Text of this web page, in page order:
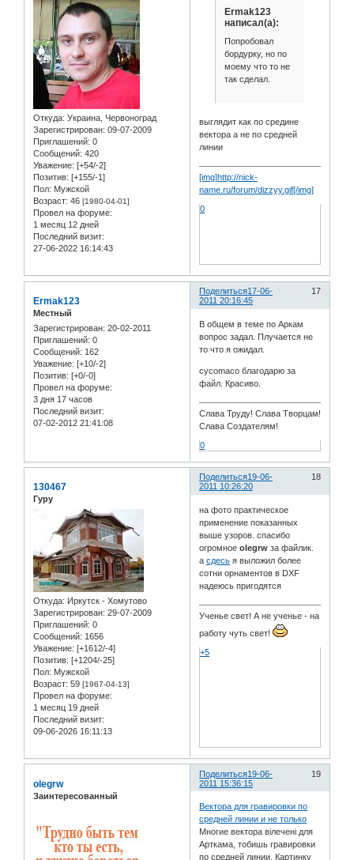
Откуда: Украина, Червоноград
Зарегистрирован: 09-07-2009
Приглашений: 0
Сообщений: 420
Уважение: [+54/-2]
Позитив: [+155/-1]
Пол: Мужской
Возраст: 46 [1980-04-01]
Провел на форуме:
1 месяц 12 дней
Последний визит:
27-06-2022 16:14:43
Ermak123
написал(а):
Попробовал
бордурку, но по
моему что то не
так сделал.
выглядит как по средине
вектора а не по средней
линии
[img]http://nick-
name.ru/forum/dizzyy.gif[/img]
0
Поделиться 17
17-06-
2011 20:16:45
Ermak123
Местный
Зарегистрирован: 20-02-2011
Приглашений: 0
Сообщений: 162
Уважение: [+10/-2]
Позитив: [+0/-0]
Провел на форуме:
3 дня 17 часов
Последний визит:
07-02-2012 21:41:08
В общем в теме по Аркам
вопрос задал. Плучается не
то что я ожидал.
cycomaco благодарю за
файл. Красиво.
Слава Труду! Слава Творцам!
Слава Создателям!
0
Поделиться 18
19-06-
2011 10:26:20
130467
Гуру
Откуда: Иркутск - Хомутово
Зарегистрирован: 29-07-2009
Приглашений: 0
Сообщений: 1656
Уважение: [+1612/-4]
Позитив: [+1204/-25]
Пол: Мужской
Возраст: 59 [1967-04-13]
Провел на форуме:
1 месяц 19 дней
Последний визит:
09-06-2026 16:11:13
на фото практическое
применение показанных
выше узоров. спасибо
огромноеolegrw за файлик.
асдесь я выложил более
сотни орнаментов в DXF
надеюсь пригодятся
Ученье свет! А не ученье - на
работу чуть свет!
+5
Поделиться 19
19-06-
2011 15:36:15
olegrw
Заинтересованный
Вектора для гравировки по
средней линии и не только
Многие вектора вілечені для
Арткама, тобишь гравировки
по средней линии. Картинку